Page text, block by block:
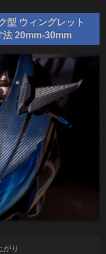
型 ウィングレット
20mm-30mm
がり